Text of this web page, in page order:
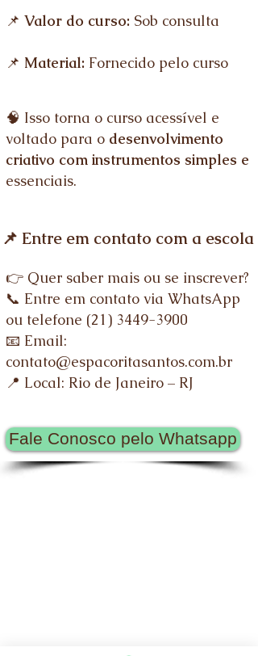
​📌 Valor do curso: Sob consulta
📌 Material: Fornecido pelo curso
🧠 Isso torna o curso acessível e
voltado para o desenvolvimento
criativo com instrumentos simples e
essenciais.
📌 Entre em contato com a escola
👉 Quer saber mais ou se inscrever?
📞 Entre em contato via WhatsApp
ou telefone (21) 3449-3900
📧 Email:
contato@espacoritasantos.com.br
📍 Local: Rio de Janeiro – RJ
Fale Conosco pelo Whatsapp